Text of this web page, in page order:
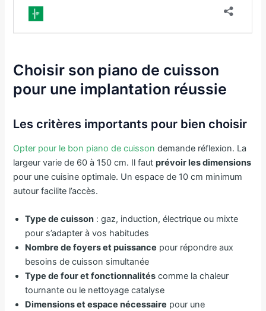
Choisir son piano de cuisson
pour une implantation réussie
Les critères importants pour bien choisir
Opter pour le bon piano de cuisson demande réflexion. La
largeur varie de 60 à 150 cm. Il fautprévoir les dimensions
pour une cuisine optimale. Un espace de 10 cm minimum
autour facilite l’accès.
Type de cuisson : gaz, induction, électrique ou mixte
pour s’adapter à vos habitudes
Nombre de foyers et puissance pour répondre aux
besoins de cuisson simultanée
Type de four et fonctionnalités comme la chaleur
tournante ou le nettoyage catalyse
Dimensions et espace nécessaire pour une